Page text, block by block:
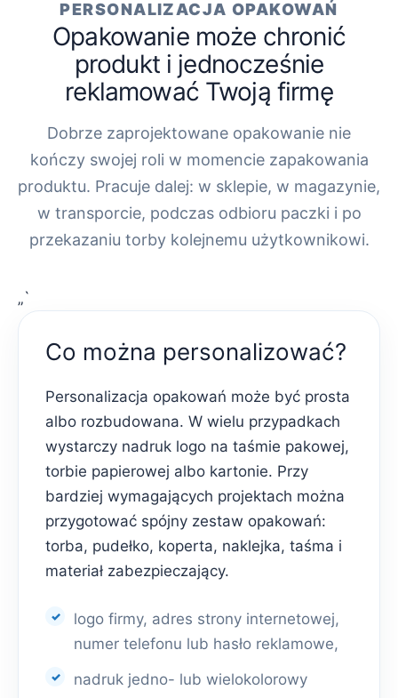
PERSONALIZACJA OPAKOWAŃ
Opakowanie może chronić
produkt i jednocześnie
reklamować Twoją firmę
Dobrze zaprojektowane opakowanie nie
kończy swojej roli w momencie zapakowania
produktu. Pracuje dalej: w sklepie, w magazynie,
w transporcie, podczas odbioru paczki i po
przekazaniu torby kolejnemu użytkownikowi.
„`
Co można personalizować?
Personalizacja opakowań może być prosta
albo rozbudowana. W wielu przypadkach
wystarczy nadruk logo na taśmie pakowej,
torbie papierowej albo kartonie. Przy
bardziej wymagających projektach można
przygotować spójny zestaw opakowań:
torba, pudełko, koperta, naklejka, taśma i
materiał zabezpieczający.
logo firmy, adres strony internetowej,
numer telefonu lub hasło reklamowe,
nadruk jedno- lub wielokolorowy